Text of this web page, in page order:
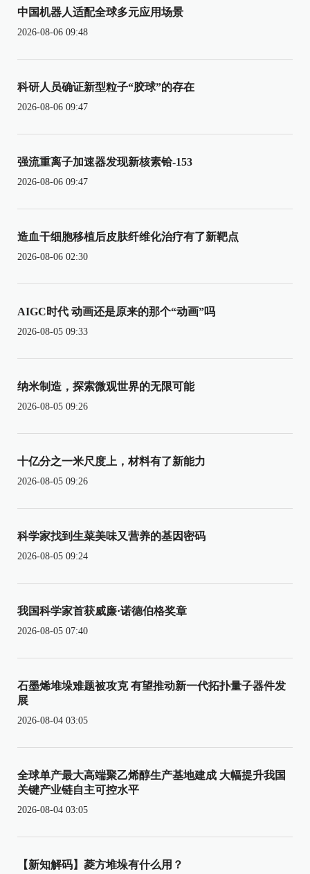
中国机器人适配全球多元应用场景
2026-08-06 09:48
科研人员确证新型粒子“胶球”的存在
2026-08-06 09:47
强流重离子加速器发现新核素铪-153
2026-08-06 09:47
造血干细胞移植后皮肤纤维化治疗有了新靶点
2026-08-06 02:30
AIGC时代 动画还是原来的那个“动画”吗
2026-08-05 09:33
纳米制造，探索微观世界的无限可能
2026-08-05 09:26
十亿分之一米尺度上，材料有了新能力
2026-08-05 09:26
科学家找到生菜美味又营养的基因密码
2026-08-05 09:24
我国科学家首获威廉·诺德伯格奖章
2026-08-05 07:40
石墨烯堆垛难题被攻克 有望推动新一代拓扑量子器件发
展
2026-08-04 03:05
全球单产最大高端聚乙烯醇生产基地建成 大幅提升我国
关键产业链自主可控水平
2026-08-04 03:05
【新知解码】菱方堆垛有什么用？